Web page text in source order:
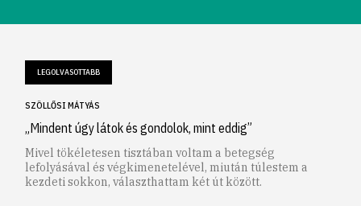
LEGOLVASOTTABB
SZÖLLŐSI MÁTYÁS
„Mindent úgy látok és gondolok, mint eddig”
Mivel tökéletesen tisztában voltam a betegség
lefolyásával és végkimenetelével, miután túlestem a
kezdeti sokkon, választhattam két út között.